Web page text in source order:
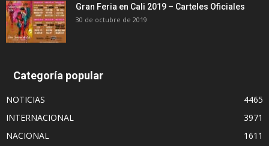
Gran Feria en Cali 2019 – Carteles Oficiales
30 de octubre de 2019
Categoría popular
NOTICIAS
4465
INTERNACIONAL
3971
NACIONAL
1611